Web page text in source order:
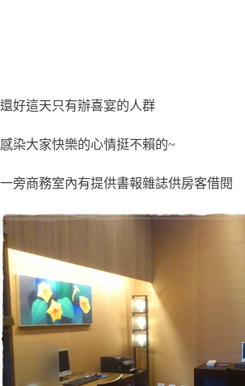
還好這天只有辦喜宴的人群
感染大家快樂的心情挺不賴的~
一旁商務室內有提供書報雜誌供房客借閱